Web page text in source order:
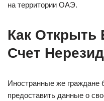
на территории ОАЭ.
Как Открыть
Счет
Иностранные же граждане
предоставить данные о